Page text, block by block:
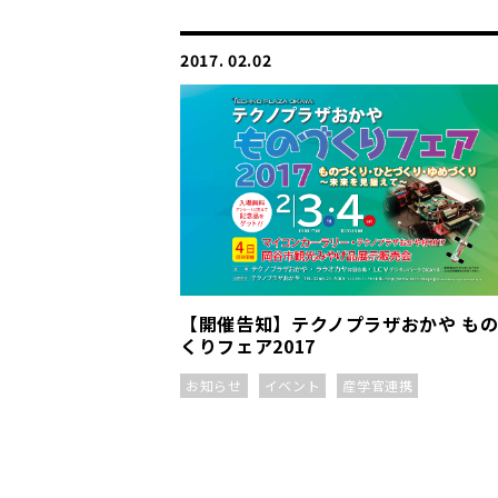
2017. 02.02
【開催告知】テクノプラザおかや も
くりフェア2017
お知らせ イベント 産学官連携